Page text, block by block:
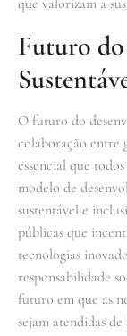
Futuro
O futuro do
colaboração entre
essencial que
modelo de
sustentável e
públicas que
tecnologias
responsabilidade
futuro em que as
sejam atendidas